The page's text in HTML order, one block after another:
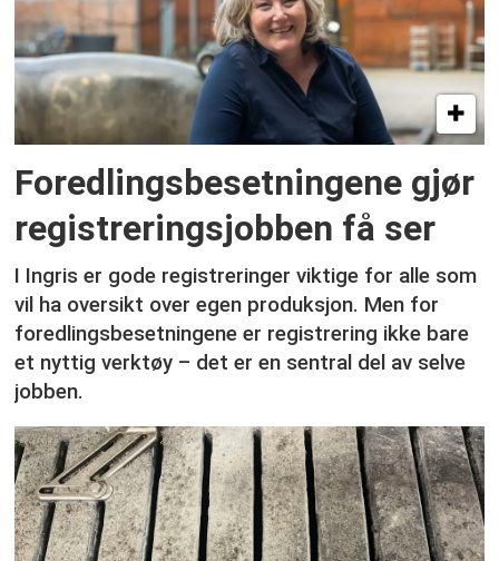
Foredlingsbesetningene gjør
registreringsjobben få ser
I Ingris er gode registreringer viktige for alle som
vil ha oversikt over egen produksjon. Men for
foredlingsbesetningene er registrering ikke bare
et nyttig verktøy – det er en sentral del av selve
jobben.